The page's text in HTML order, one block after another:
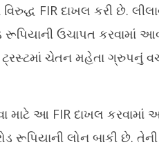
2025
FIR દાખલ કરી છે.
ઉચાપત કરવામાં
ચેતન મહેતા ગ્રુપનું
આ FIR દાખલ કરવામાં
રૂપિયાની લોન બાકી છે.